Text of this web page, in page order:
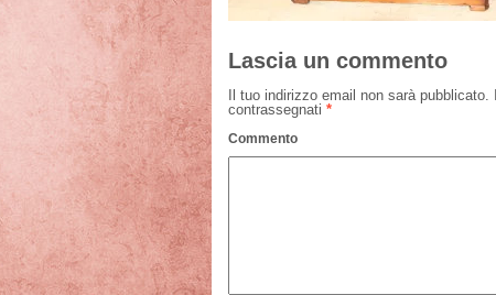
Lascia un commento
Il tuo indirizzo email non sarà pubblicato.
contrassegnati *
Commento